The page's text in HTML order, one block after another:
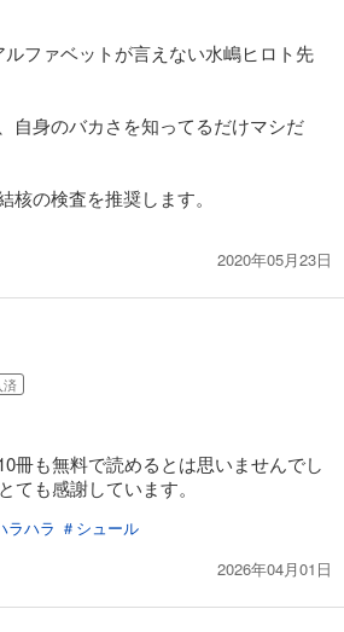
試し読み
表示する
ンゴ― 18
ンゴ― 20
)
試し読み
ファベットが言えない水嶋ヒロト先
自身のバカさを知ってるだけマシだ
核の検査を推奨します。
2020年05月23日
済
冊も無料で読めるとは思いませんでし
ても感謝しています。
ラハラ ＃シュール
2026年04月01日